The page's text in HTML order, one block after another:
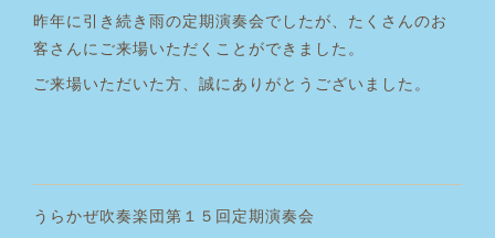
昨年に引き続き雨の定期演奏会でしたが、たくさんのお
客さんにご来場いただくことができました。
ご来場いただいた方、誠にありがとうございました。
うらかぜ吹奏楽団第１５回定期演奏会